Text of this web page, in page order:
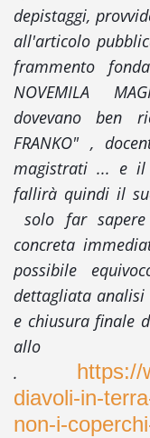
depistaggi,
all'articolo
frammento
NOVEMILA
dovevano ben
FRANKO" ,
magistrati ... e il
fallirà quindi il
solo far
concreta
possibile
dettagliata analisi
e chiusura finale
allo
. https://
diavoli-in-
non-i-